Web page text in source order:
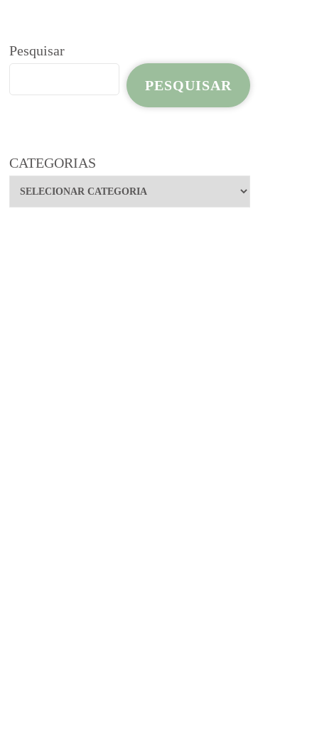
Pesquisar
PESQUISAR
CATEGORIAS